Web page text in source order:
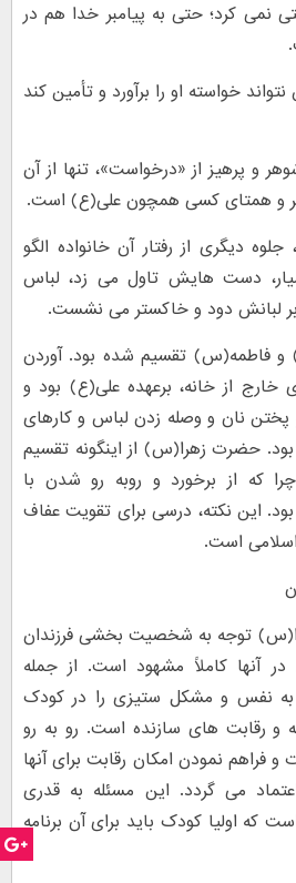
نمی کرد؛ حتی به پیامبر خدا هم در
خواسته او را برآورد و تأمین کند
و پرهیز از «درخواست»، تنها از آن
و همتای کسی همچون علی(ع) است.
دیگری از رفتار آن خانواده الگو
دست هایش تاول می زد، لباس
لبانش دود و خاکستر می نشست.
فاطمه(س) تقسیم شده بود. آوردن
خارج از خانه، برعهده علی(ع) بود و
نان و وصله زدن لباس و کارهای
حضرت زهرا(س) از اینگونه تقسیم
که از برخورد و روبه رو شدن با
بود. این نکته، درسی برای تقویت عفاف
است.
توجه به شخصیت بخشی فرزندان
آنها کاملاً مشهود است. از جمله
به نفس و مشکل ستیزی را در کودک
و رقابت های سازنده است. رو به رو
فراهم نمودن امکان رقابت برای آنها
می گردد. این مسئله به قدری
که اولیا کودک باید برای آن برنامه